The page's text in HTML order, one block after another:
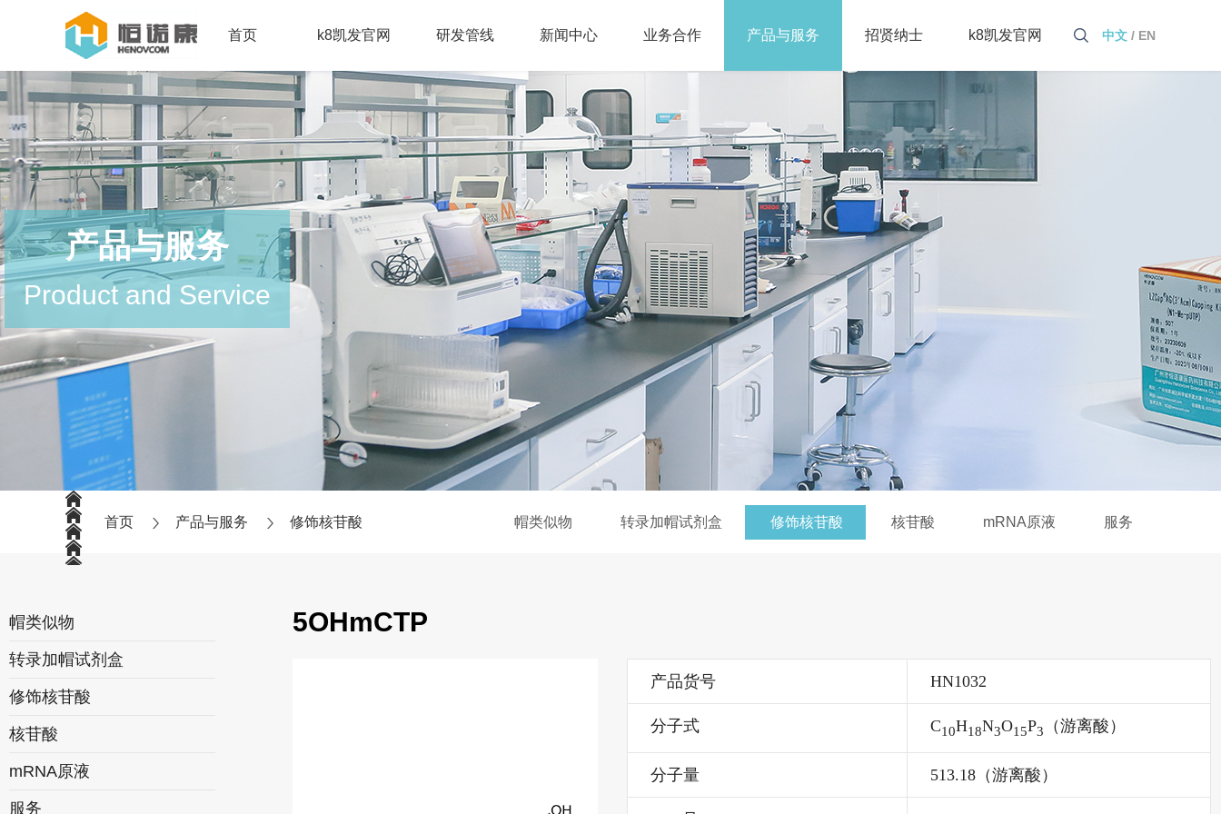
中文 / EN
首页 k8凯发官网 研发管线 新闻中心 业务合作 产品与服务 招贤纳士 k8凯发官网
产品与服务
Product and Service
首页 产品与服务 修饰核苷酸 帽类似物 转录加帽试剂盒 修饰核苷酸 核苷酸 mRNA原液 服务
帽类似物
转录加帽试剂盒
修饰核苷酸
核苷酸
mRNA原液
服务
5OHmCTP
产品货号 HN1032
分子式 C10H18N3O15P3 （游离酸）
分子量 513.18（游离酸）